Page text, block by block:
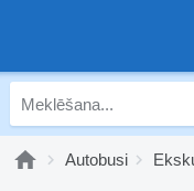
Autobusi